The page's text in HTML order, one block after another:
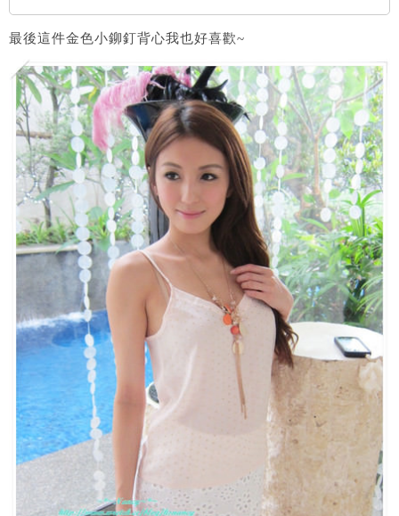
最後這件金色小鉚釘背心我也好喜歡~